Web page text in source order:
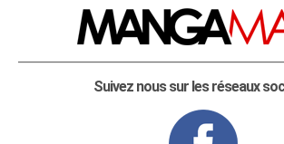
Suivez nous sur les réseaux